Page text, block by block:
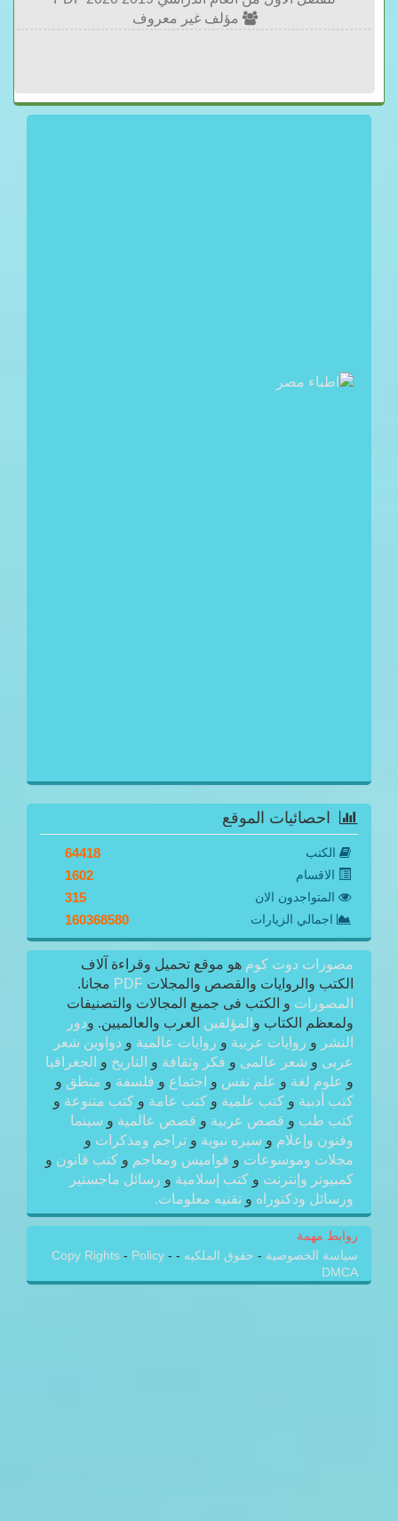
مؤلف غير معروف
احصائيات الموقع
الكتب 64418
الاقسام 1602
المتواجدون الان 315
اجمالي الزيارات 160368580
مصورات دوت كوم هو موقع تحميل وقراءة آلاف
الكتب والروايات والقصص والمجلات PDF مجانا.
المصورات و الكتب فى جميع المجالات والتصنيفات
ولمعظم الكتاب و المؤلفين العرب والعالميين. ودور
النشر و روايات عربية و روايات عالمية و دواوين شعر
عربى و شعر عالمى و فكر وثقافة و التاريخ و الجغرافيا
و علوم لغة و علم نفس و اجتماع و فلسفة و منطق و
كتب أدبية و كتب علمية و كتب عامة و كتب متنوعة و
كتب طب و قصص عربية و قصص عالمية و سينما
وفنون وإعلام و سيره نبوية و تراجم ومذكرات و
مجلات وموسوعات و قواميس ومعاجم و كتب قانون و
كمبيوتر وإنترنت و كتب إسلامية و رسائل ماجستير
ورسائل ودكتوراه و تقنيه معلومات.
روابط مهمة
سياسة الخصوصية - حقوق الملكيه -
Copy Rights - Policy -
DMCA